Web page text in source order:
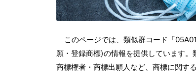
このページでは、類似群コード「
願・登録商標)の情報を提供しています
商標権者・商標出願人など、商標に関す